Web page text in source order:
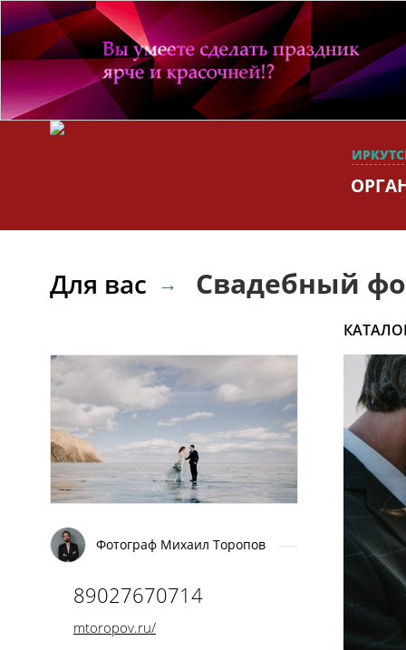
Для вас Свадебный
Фотограф Михаил Торопов
89027670714
mtoropov.ru/